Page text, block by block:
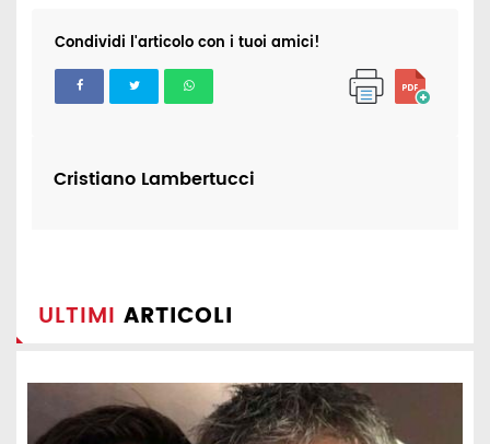
Condividi l'articolo con i tuoi amici!
Cristiano Lambertucci
ULTIMI ARTICOLI